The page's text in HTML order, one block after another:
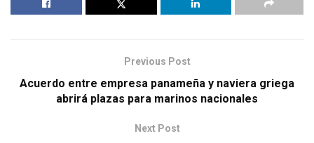
Previous Post
Acuerdo entre empresa panameña y naviera griega
abrirá plazas para marinos nacionales
Next Post